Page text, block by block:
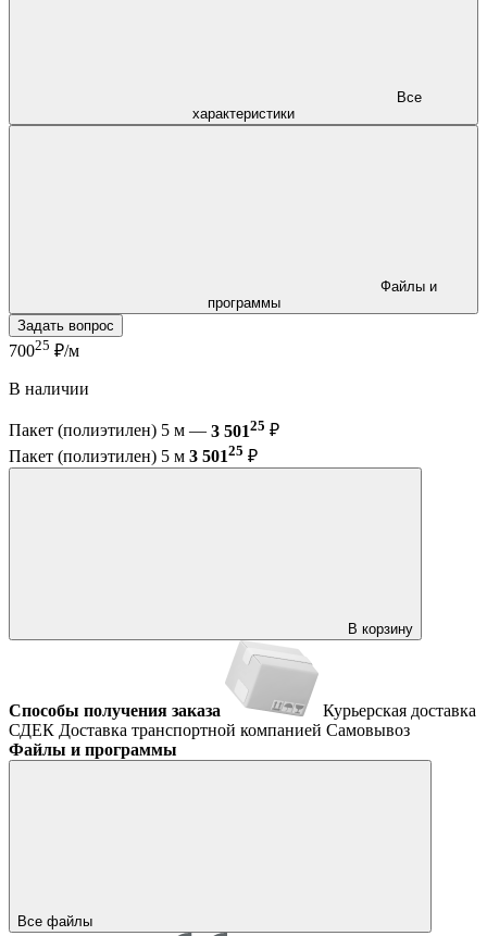
характеристики
программы
Задать вопрос
70025 ₽/м
В наличии
Пакет (полиэтилен) 5 м — 3 50125 ₽
Пакет (полиэтилен) 5 м 3 50125 ₽
В корзину
Способы получения заказа
Курьерская доставка
СДЕК Доставка транспортной компанией Самовывоз
Файлы и программы
Все файлы